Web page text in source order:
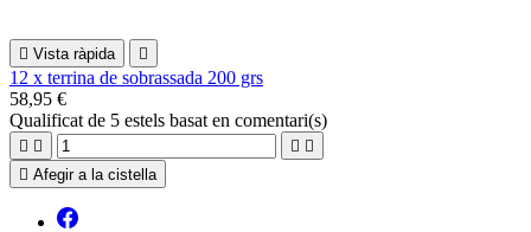
 Vista ràpida 
12 x terrina de sobrassada 200 grs
58,95 €
Qualificat de 5 estels basat en comentari(s)
   
 Afegir a la cistella